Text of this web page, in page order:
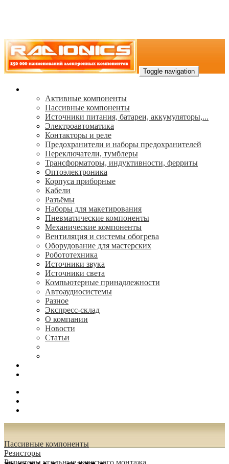
Toggle navigation
Активные компоненты
Пассивные компоненты
Источники питания, батареи, аккумуляторы,...
Электроавтоматика
Контакторы и реле
Предохранители и наборы предохранителей
Переключатели, тумблеры
Трансформаторы, индуктивности, ферриты
Oптоэлектроника
Корпуса приборные
Кабели
Разъёмы
Наборы для макетирования
Пневматические компоненты
Механические компоненты
Вентиляция и системы обогрева
Оборудование для мастерских
Робототехника
Источники звука
Источники света
Компьютерные принадлежности
Автоаудиосистемы
Разное
Экспресс-склад
О компании
Новости
Статьи
Пассивные компоненты
Резисторы
Резисторы угольные навесного монтажа